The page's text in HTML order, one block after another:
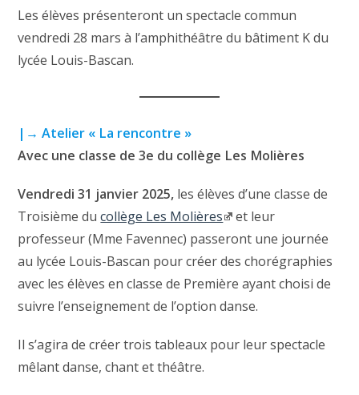
Les élèves présenteront un spectacle commun
vendredi 28 mars à l’amphithéâtre du bâtiment K du
lycée Louis-Bascan.
|→ Atelier « La rencontre »
Avec une classe de 3e du collège Les Molières
Vendredi 31 janvier 2025, les élèves d’une classe de
Troisième ducollège Les Molières
et leur
professeur (Mme Favennec) passeront une journée
au lycée Louis-Bascan pour créer des chorégraphies
avec les élèves en classe de Première ayant choisi de
suivre l’enseignement de l’option danse.
Il s’agira de créer trois tableaux pour leur spectacle
mêlant danse, chant et théâtre.